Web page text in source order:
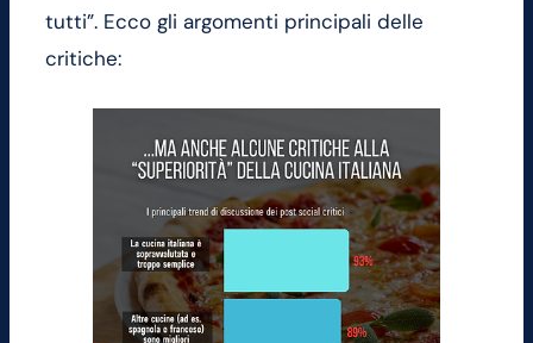
tutti”. Ecco gli argomenti principali delle
critiche: